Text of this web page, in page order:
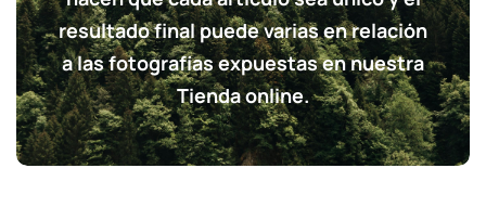
resultado final puede varias en relación
a las fotografías expuestas en nuestra
Tienda online.